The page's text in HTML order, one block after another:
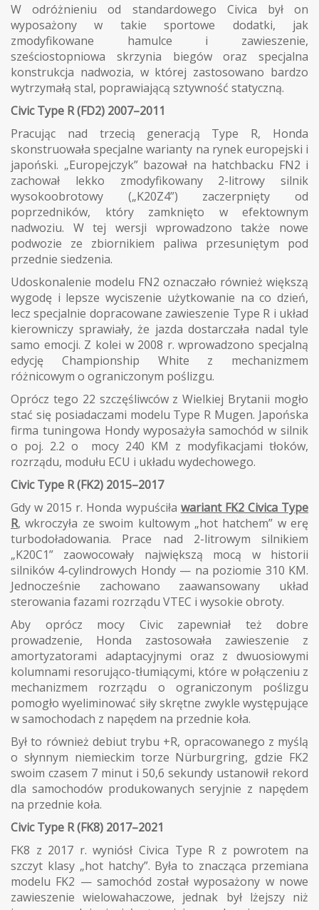
W odróżnieniu od standardowego Civica był on
wyposażony w takie sportowe dodatki, jak
zmodyfikowane hamulce i zawieszenie,
sześciostopniowa skrzynia biegów oraz specjalna
konstrukcja nadwozia, w której zastosowano bardzo
wytrzymałą stal, poprawiającą sztywność statyczną.
Civic Type R (FD2) 2007–2011
Pracując nad trzecią generacją Type R, Honda
skonstruowała specjalne warianty na rynek europejski i
japoński. „Europejczyk” bazował na hatchbacku FN2 i
zachował lekko zmodyfikowany 2-litrowy silnik
wysokoobrotowy („K20Z4”) zaczerpnięty od
poprzedników, który zamknięto w efektownym
nadwoziu. W tej wersji wprowadzono także nowe
podwozie ze zbiornikiem paliwa przesuniętym pod
przednie siedzenia.
Udoskonalenie modelu FN2 oznaczało również większą
wygodę i lepsze wyciszenie użytkowanie na co dzień,
lecz specjalnie dopracowane zawieszenie Type R i układ
kierowniczy sprawiały, że jazda dostarczała nadal tyle
samo emocji. Z kolei w 2008 r. wprowadzono specjalną
edycję Championship White z mechanizmem
różnicowym o ograniczonym poślizgu.
Oprócz tego 22 szczęśliwców z Wielkiej Brytanii mogło
stać się posiadaczami modelu Type R Mugen. Japońska
firma tuningowa Hondy wyposażyła samochód w silnik
o poj. 2.2 o mocy 240 KM z modyfikacjami tłoków,
rozrządu, modułu ECU i układu wydechowego.
Civic Type R (FK2) 2015–2017
Gdy w 2015 r. Honda wypuściła wariant FK2 Civica Type
R, wkroczyła ze swoim kultowym „hot hatchem” w erę
turbodoładowania. Prace nad 2-litrowym silnikiem
„K20C1” zaowocowały największą mocą w historii
silników 4-cylindrowych Hondy — na poziomie 310 KM.
Jednocześnie zachowano zaawansowany układ
sterowania fazami rozrządu VTEC i wysokie obroty.
Aby oprócz mocy Civic zapewniał też dobre
prowadzenie, Honda zastosowała zawieszenie z
amortyzatorami adaptacyjnymi oraz z dwuosiowymi
kolumnami resorująco-tłumiącymi, które w połączeniu z
mechanizmem rozrządu o ograniczonym poślizgu
pomogło wyeliminować siły skrętne zwykle występujące
w samochodach z napędem na przednie koła.
Był to również debiut trybu +R, opracowanego z myślą
o słynnym niemieckim torze Nürburgring, gdzie FK2
swoim czasem 7 minut i 50,6 sekundy ustanowił rekord
dla samochodów produkowanych seryjnie z napędem
na przednie koła.
Civic Type R (FK8) 2017–2021
FK8 z 2017 r. wyniósł Civica Type R z powrotem na
szczyt klasy „hot hatchy”. Była to znacząca przemiana
modelu FK2 — samochód został wyposażony w nowe
zawieszenie wielowahaczowe, jednak był lżejszy niż